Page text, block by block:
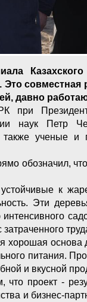
совместная
давно
при
наук Петр
ученые и
обозначил,
к
Эти
хорошая основа
питания.
и вкусной
проект -
и бизнес-